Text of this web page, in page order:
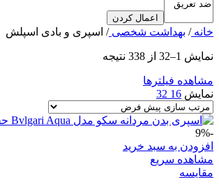
اعمال کردن
خانه/ بهداشت شخصی/ اسپری و بادی اسپلش
نمایش 1–32 از 338 نتیجه
مشاهده فیلترها
نمایش 16
32
-9%
افزودن به سبد خرید
مشاهده سریع
مقایسه